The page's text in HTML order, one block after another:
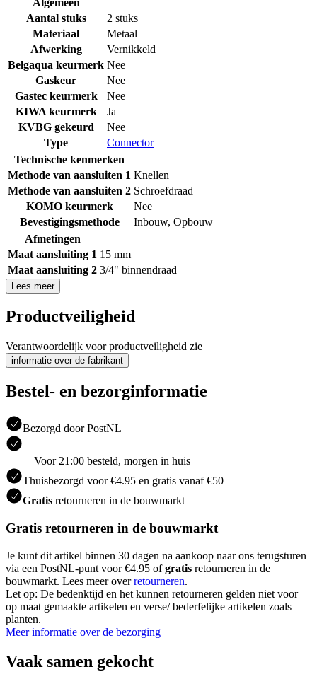
Aantal stuks
2 stuks
Materiaal
Metaal
Afwerking
Vernikkeld
Belgaqua keurmerk Nee
Gaskeur
Nee
Gastec keurmerk
Nee
KIWA keurmerk
Ja
KVBG gekeurd
Nee
Type
Connector
Technische kenmerken
Methode van aansluiten 1 Knellen
Methode van aansluiten 2 Schroefdraad
KOMO keurmerk
Nee
Bevestigingsmethode
Inbouw, Opbouw
Afmetingen
Maat aansluiting 1 15 mm
Maat aansluiting 2 3/4" binnendraad
Lees meer
Productveiligheid
Verantwoordelijk voor productveiligheid zie
informatie over de fabrikant
Bestel- en bezorginformatie
Bezorgd door PostNL
Voor 21:00 besteld, morgen in huis
Thuisbezorgd voor €4.95 en gratis vanaf €50
Gratis retourneren in de bouwmarkt
Gratis retourneren in de bouwmarkt
Je kunt dit artikel binnen 30 dagen na aankoop naar ons terugsturen
via een PostNL-punt voor €4.95 ofgratis retourneren in de
bouwmarkt. Lees meer overretourneren.
Let op: De bedenktijd en het kunnen retourneren gelden niet voor
op maat gemaakte artikelen en verse/ bederfelijke artikelen zoals
planten.
Meer informatie over de bezorging
Vaak samen gekocht